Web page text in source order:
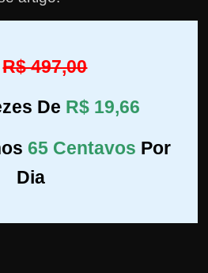
R$ 497,00
De R$ 19,66
65 Centavos Por
Dia